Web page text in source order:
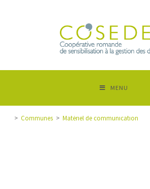
MENU
> Communes > Matériel de communication